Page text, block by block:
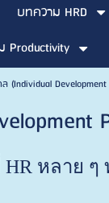
บทความ HRD
Productivity
Development
หลาย ๆ